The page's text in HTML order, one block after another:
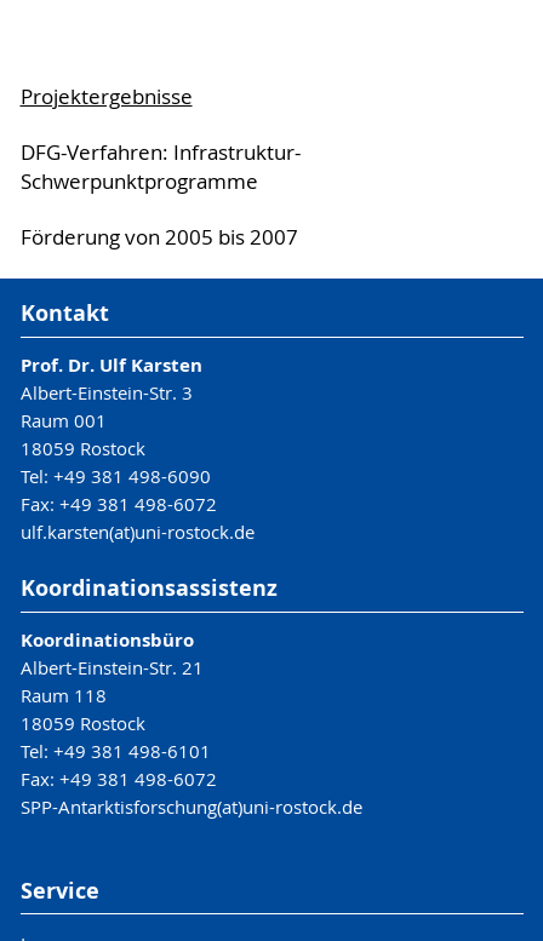
Projektergebnisse
DFG-Verfahren: Infrastruktur-
Schwerpunktprogramme
Förderung von 2005 bis 2007
Kontakt
Prof. Dr. Ulf Karsten
Albert-Einstein-Str. 3
Raum 001
18059 Rostock
Tel: +49 381 498-6090
Fax: +49 381 498-6072
ulf.karsten(at)uni-rostock.de
Koordinationsassistenz
Koordinationsbüro
Albert-Einstein-Str. 21
Raum 118
18059 Rostock
Tel: +49 381 498-6101
Fax: +49 381 498-6072
SPP-Antarktisforschung(at)uni-rostock.de
Service